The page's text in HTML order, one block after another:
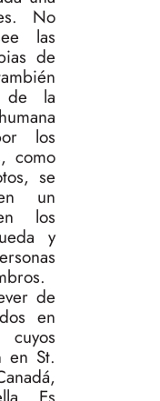
No
las
de
de la
los
como
se
un
los
y
de
en
en St.